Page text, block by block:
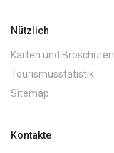
Nützlich
Karten und Broschüren
Tourismusstatistik
Sitemap
Kontakte